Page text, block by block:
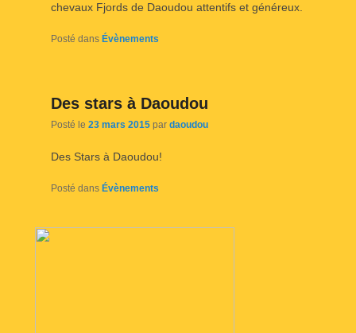
chevaux Fjords de Daoudou attentifs et généreux.
Posté dans Évènements
Des stars à Daoudou
Posté le 23 mars 2015 par daoudou
Des Stars à Daoudou!
Posté dans Évènements